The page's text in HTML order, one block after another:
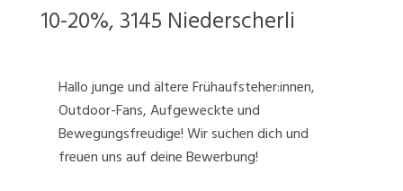
10-20%, 3145 Niederscherli
Hallo junge und ältere Frühaufsteher:innen,
Outdoor-Fans, Aufgeweckte und
Bewegungsfreudige! Wir suchen dich und
freuen uns auf deine Bewerbung!